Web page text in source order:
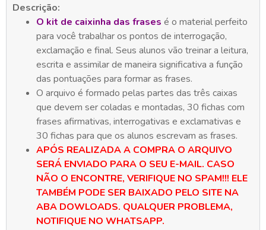
Descrição:
O kit de caixinha das frases é o material perfeito
para você trabalhar os pontos de interrogação,
exclamação e final. Seus alunos vão treinar a leitura,
escrita e assimilar de maneira significativa a função
das pontuações para formar as frases.
O arquivo é formado pelas partes das três caixas
que devem ser coladas e montadas, 30 fichas com
frases afirmativas, interrogativas e exclamativas e
30 fichas para que os alunos escrevam as frases.
APÓS REALIZADA A COMPRA O ARQUIVO
SERÁ ENVIADO PARA O SEU E-MAIL. CASO
NÃO O ENCONTRE, VERIFIQUE NO SPAM!!! ELE
TAMBÉM PODE SER BAIXADO PELO SITE NA
ABA DOWLOADS. QUALQUER PROBLEMA,
NOTIFIQUE NO WHATSAPP.